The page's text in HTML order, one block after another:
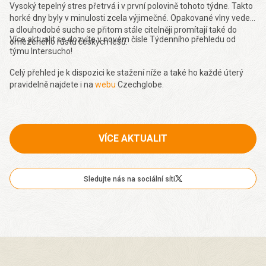
Vysoký tepelný stres přetrvá i v první polovině tohoto týdne. Takto
horké dny byly v minulosti zcela výjimečné. Opakované vlny veder
a dlouhodobé sucho se přitom stále citelněji promítají také do
omezeného růstu českých lesů.
Více aktualit se dozvíte v novém čísle Týdenního přehledu od
týmu Intersucho!
Celý přehled je k dispozici ke stažení níže a také ho každé úterý
pravidelně najdete i na webu Czechglobe.
VÍCE AKTUALIT
Sledujte nás na sociální síti